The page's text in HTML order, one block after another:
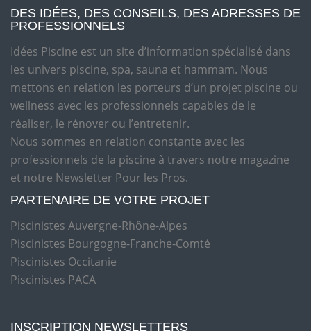
DES IDÉES, DES CONSEILS, DES ADRESSES DE
PROFESSIONNELS
Idées Piscine est un site d’information spécialisé dans
les univers piscine, spa, sauna et hammam. Nous
mettons en relation les porteurs d’un projet piscine ou
wellness avec les professionnels capables de le
réaliser, le rénover ou l’entretenir.
Nous sommes en relation constante avec les
professionnels de la piscine à travers notre magazine
et notre Newsletter Pour les Pros.
PARTENAIRE DE VOTRE PROJET
Piscinistes Auvergne-Rhône-Alpes
Piscinistes Bourgogne-Franche-Comté
Piscinistes Occitanie
Piscinistes PACA
INSCRIPTION NEWSLETTERS